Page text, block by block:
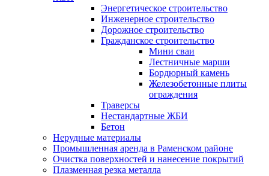
Энергетическое строительство
Инженерное строительство
Дорожное строительство
Гражданское строительство
Мини сваи
Лестничные марши
Бордюрный камень
Железобетонные плиты
ограждения
Траверсы
Нестандартные ЖБИ
Бетон
Нерудные материалы
Промышленная аренда в Раменском районе
Очистка поверхностей и нанесение покрытий
Плазменная резка металла